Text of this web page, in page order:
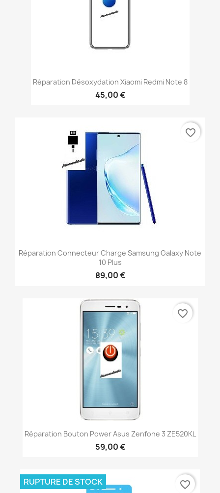
Réparation Désoxydation Xiaomi Redmi Note 8
45,00 €
Réparation Connecteur Charge Samsung Galaxy Note
10 Plus
89,00 €
favorite_border
Réparation Bouton Power Asus Zenfone 3 ZE520KL
59,00 €
favorite_border
RUPTURE DE STOCK favorite_border